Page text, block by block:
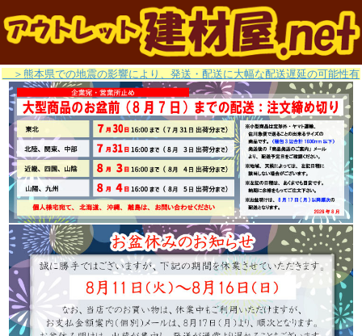
＞熊本県での地震の影響により、発送・配送に大幅な配送遅延の可能性有